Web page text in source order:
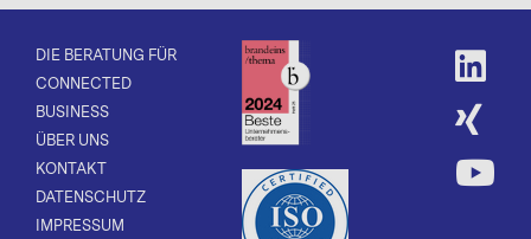
DIE BERATUNG FÜR
CONNECTED
BUSINESS
ÜBER UNS
KONTAKT
DATENSCHUTZ
IMPRESSUM